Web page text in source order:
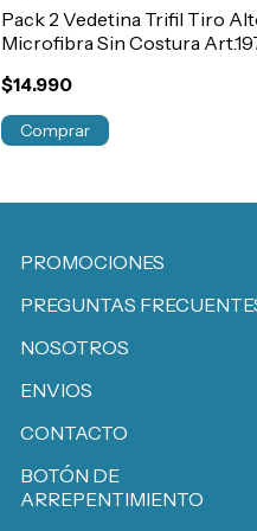
Pack 2 Vedetina Trifil Tiro
Microfibra Sin Costura
$14.990
Comprar
PROMOCIONES
PREGUNTAS
NOSOTROS
ENVIOS
CONTACTO
BOTÓN DE
ARREPENTIMIENTO